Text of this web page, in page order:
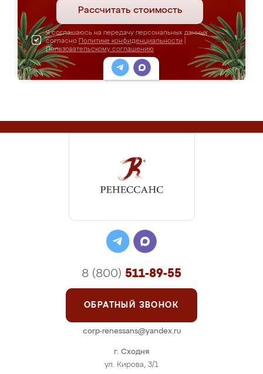
Рассчитать стоимость
Я соглашаюсь на передачу персональных данных
согласно Политике конфиденциальности
Пользовательскому соглашению
г. Сходня
ул. Кирова, 3/1
8 (800) 511-89-55
ОБРАТНЫЙ ЗВОНОК
corp-renessans@yandex.ru